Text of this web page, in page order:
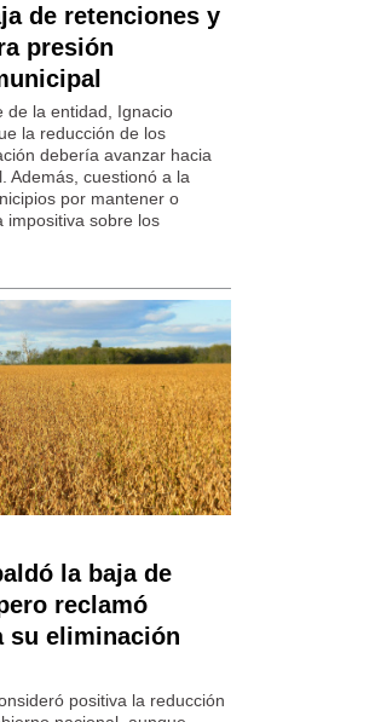
de retenciones y
presión
de la entidad, Ignacio
la reducción de los
debería avanzar hacia
Además, cuestionó a la
por mantener o
impositiva sobre los
la baja de
reclamó
su eliminación
positiva la reducción